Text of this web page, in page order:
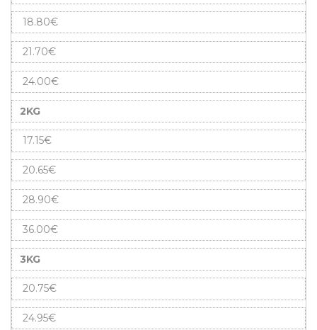
18.80€
21.70€
24.00€
2KG
17.15€
20.65€
28.90€
36.00€
3KG
20.75€
24.95€